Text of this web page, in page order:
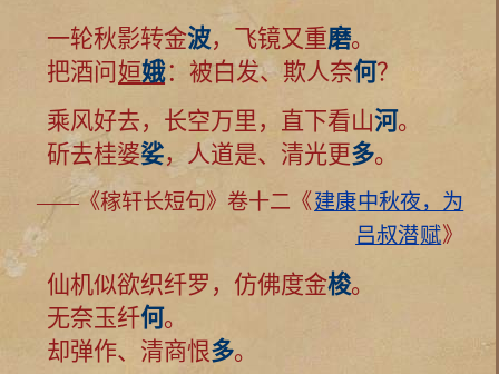
一轮秋影转金波，飞镜又重磨。
把酒问 姮娥：被白发、欺人奈何 ？
乘风好去，长空万里，直下看山河 。
斫去桂婆娑，人道是、清光更多。
——《稼轩长短句》卷十二《建康中秋夜，为
吕叔潜赋》
仙机似欲织纤罗，仿佛度金梭。
无奈玉纤何。
却弹作、清商恨多。